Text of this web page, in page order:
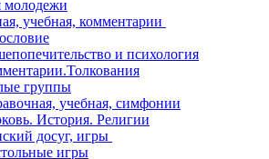
молодежи
учебная, комментарии
и психология
группы
учебная, симфонии
История. Религии
досуг, игры
игры